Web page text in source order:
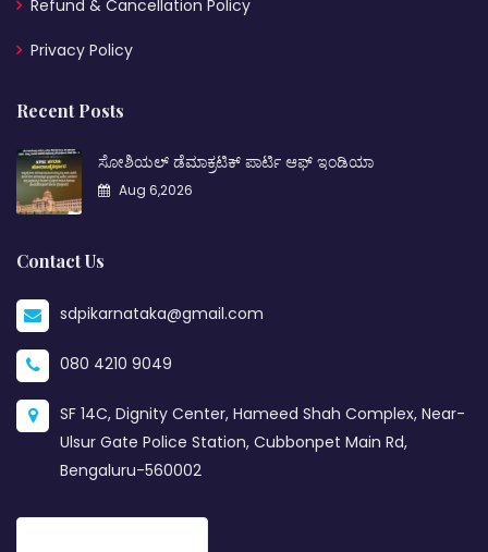
Refund & Cancellation Policy
Privacy Policy
Recent Posts
ಸೋಶಿಯಲ್ ಡೆಮಾಕ್ರಟಿಕ್ ಪಾರ್ಟಿ ಆಫ್ ಇಂಡಿಯಾ
Aug 6,2026
Contact Us
sdpikarnataka@gmail.com
080 4210 9049
SF 14C, Dignity Center, Hameed Shah Complex, Near-
Ulsur Gate Police Station, Cubbonpet Main Rd,
Bengaluru-560002